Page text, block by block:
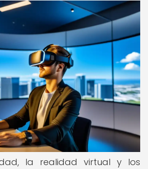
la realidad virtual y los